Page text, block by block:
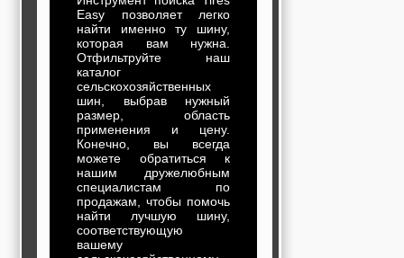
Easy позволяет легко
найти именно ту шину,
которая вам нужна.
Отфильтруйте наш
каталог
сельскохозяйственных
шин, выбрав нужный
размер, область
применения и цену.
Конечно, вы всегда
можете обратиться к
нашим дружелюбным
специалистам по
продажам, чтобы помочь
найти лучшую шину,
соответствующую
вашему